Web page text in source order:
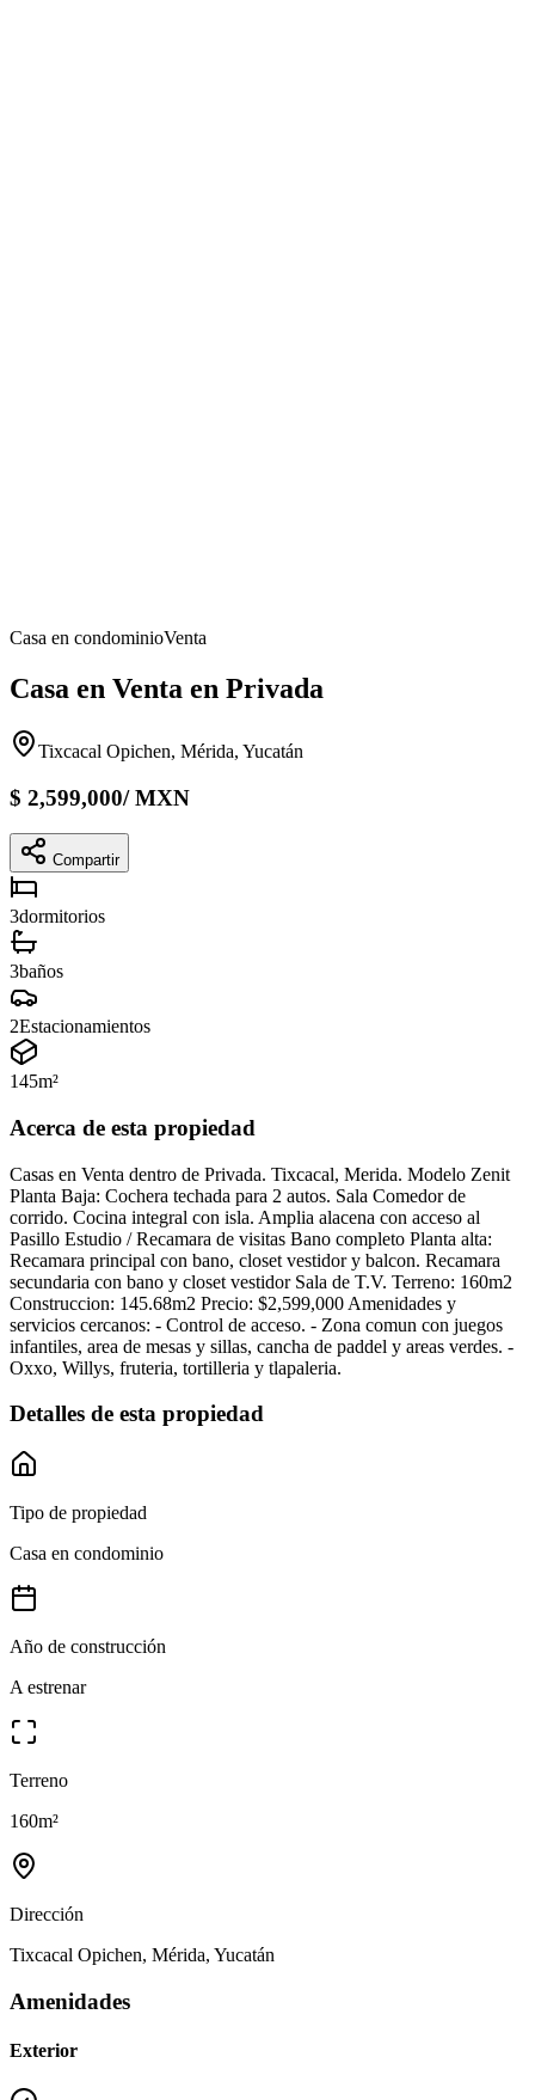
Casa en condominioVenta
Casa en Venta en Privada
Tixcacal Opichen, Mérida, Yucatán
$ 2,599,000/MXN
Compartir
3dormitorios
3baños
2Estacionamientos
145m²
Acerca de esta propiedad
Casas en Venta dentro de Privada. Tixcacal, Merida. Modelo Zenit
Planta Baja: Cochera techada para 2 autos. Sala Comedor de
corrido. Cocina integral con isla. Amplia alacena con acceso al
Pasillo Estudio / Recamara de visitas Bano completo Planta alta:
Recamara principal con bano, closet vestidor y balcon. Recamara
secundaria con bano y closet vestidor Sala de T.V. Terreno: 160m2
Construccion: 145.68m2 Precio: $2,599,000 Amenidades y
servicios cercanos: - Control de acceso. - Zona comun con juegos
infantiles, area de mesas y sillas, cancha de paddel y areas verdes. -
Oxxo, Willys, fruteria, tortilleria y tlapaleria.
Detalles de esta propiedad
Tipo de propiedad
Casa en condominio
Año de construcción
A estrenar
Terreno
160m²
Dirección
Tixcacal Opichen, Mérida, Yucatán
Amenidades
Exterior